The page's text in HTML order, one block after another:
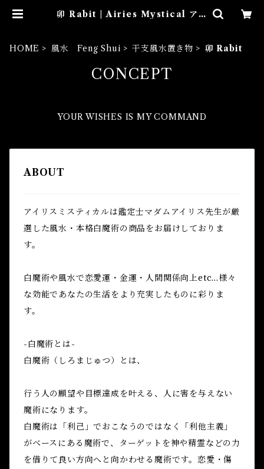
卯 Rabit | Airies Mystical アイ
HOME
風水 Feng Shui 干支風水置き物 卯 Rabit
CONCEPT
YOUR WISHES IS MY COMMAND
ABOUT
アイリスミスティカルは鑑定士マダムアイリス先生が厳
選した風水・本格白魔術の商品をお届けしておりま
す。
白魔術や風水で恋愛運・金運・人間関係向上etc...様々
な効能であなたの生活をより充実したものに彩りま
す。
-白魔術とは-
白魔術（しろまじゅつ）とは、
行う人の願望や目標達成を叶える、人に害を与えない
魔術になります。
白魔術は「利己」でおこなうのではなく「利他主義」
がベースにある魔術で、ターゲットを神や精霊などの力
を借りて良い方向へと向かわせる魔術です。恋愛・傷